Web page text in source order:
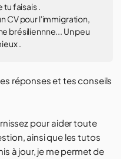
tu faisais .
CV pour l'immigration,
brésiliennne... Un peu
.
réponses et tes conseils
pour aider toute
ainsi que les tutos
à jour, je me permet de